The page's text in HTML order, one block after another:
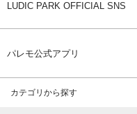
LUDIC PARK OFFICIAL SNS
パレモ公式アプリ
カテゴリから探す